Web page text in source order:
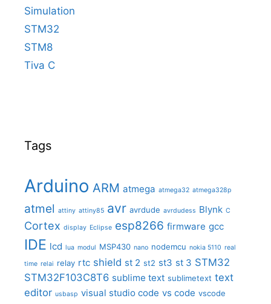
Simulation
STM32
STM8
Tiva C
Tags
Arduino ARM atmega atmega32 atmega328p
atmel attiny attiny85 avr avrdude avrdudess Blynk C
Cortex display Eclipse esp8266 firmware gcc
IDE lcd lua modul MSP430 nano nodemcu nokia 5110 real
time relai relay rtc shield st 2 st2 st3 st 3 STM32
STM32F103C8T6 sublime text sublimetext text
editor usbasp visual studio code vs code vscode